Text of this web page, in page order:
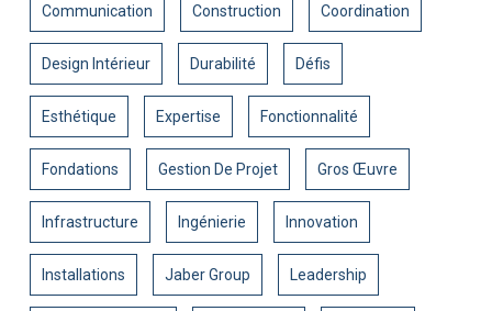
Communication Construction Coordination
Design Intérieur Durabilité Défis
Esthétique Expertise Fonctionnalité
Fondations Gestion De Projet Gros Œuvre
Infrastructure Ingénierie Innovation
Installations Jaber Group Leadership